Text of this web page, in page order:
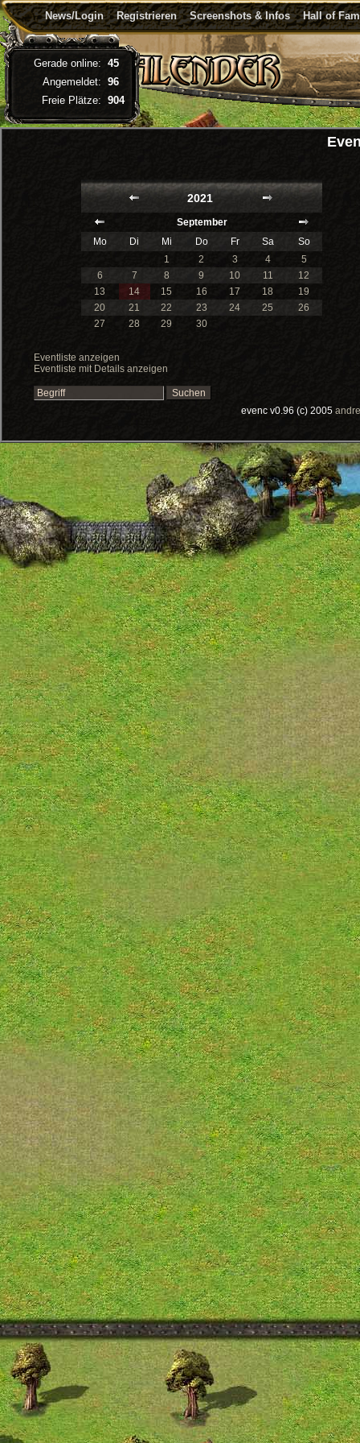
News/Login Registrieren Screenshots & Infos Hall of
2021
September
Mo
Di Mi Do Fr Sa
So
1
2 3 4
5
6
7 8 9 10 11
12
13
14 15 16 17 18
19
20
21 22 23 24 25
26
27
28 29 30
Eventliste anzeigen
Eventliste mit Details anzeigen
evenc v0.96 (c) 2005
Gerade online: 45
Angemeldet: 96
Freie Plätze: 904